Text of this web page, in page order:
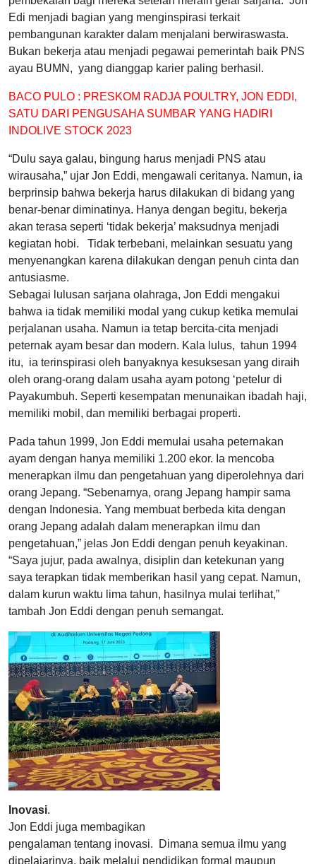
Edi menjadi bagian yang menginspirasi terkait
pembangunan karakter dalam menjalani berwiraswasta.
Bukan bekerja atau menjadi pegawai pemerintah baik PNS
ayau BUMN, yang dianggap karier paling berhasil.
BACO PULO : PRESKOM RADJA POULTRY, JON EDDI,
SATU DARI PENGUSAHA SUMBAR YANG HADIRI
INDOLIVE STOCK 2023
“Dulu saya galau, bingung harus menjadi PNS atau
wirausaha,” ujar Jon Eddi, mengawali ceritanya. Namun, ia
berprinsip bahwa bekerja harus dilakukan di bidang yang
benar-benar diminatinya. Hanya dengan begitu, bekerja
akan terasa seperti ‘tidak bekerja’ maksudnya menjadi
kegiatan hobi. Tidak terbebani, melainkan sesuatu yang
menyenangkan karena dilakukan dengan penuh cinta dan
antusiasme.
Sebagai lulusan sarjana olahraga, Jon Eddi mengakui
bahwa ia tidak memiliki modal yang cukup ketika memulai
perjalanan usaha. Namun ia tetap bercita-cita menjadi
peternak ayam besar dan modern. Kala lulus, tahun 1994
itu, ia terinspirasi oleh banyaknya kesuksesan yang diraih
oleh orang-orang dalam usaha ayam potong ‘petelur di
Payakumbuh. Seperti kesempatan menunaikan ibadah haji,
memiliki mobil, dan memiliki berbagai properti.
Pada tahun 1999, Jon Eddi memulai usaha peternakan
ayam dengan hanya memiliki 1.200 ekor. Ia mencoba
menerapkan ilmu dan pengetahuan yang diperolehnya dari
orang Jepang. “Sebenarnya, orang Jepang hampir sama
dengan Indonesia. Yang membuat berbeda kita dengan
orang Jepang adalah dalam menerapkan ilmu dan
pengetahuan,” jelas Jon Eddi dengan penuh keyakinan.
“Saya jujur, pada awalnya, disiplin dan ketekunan yang
saya terapkan tidak memberikan hasil yang cepat. Namun,
dalam kurun waktu lima tahun, hasilnya mulai terlihat,”
tambah Jon Eddi dengan penuh semangat.
Inovasi.
Jon Eddi juga membagikan
pengalaman tentang inovasi. Dimana semua ilmu yang
dipelajarinya, baik melalui pendidikan formal maupun